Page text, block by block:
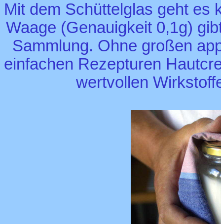
Mit dem Schüttelglas geht es
Waage (Genauigkeit 0,1g)
Sammlung. Ohne großen
einfachen Rezepturen
wertvollen